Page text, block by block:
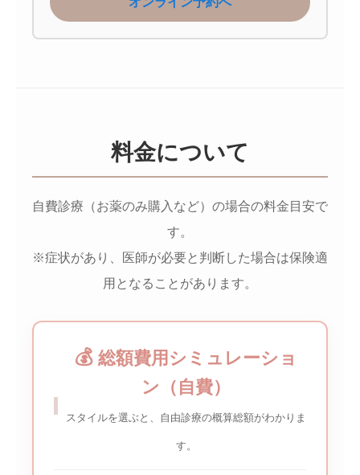
料金について
自費診療（お薬のみ購入など）の場合の料金目安で
す。
※症状があり、医師が必要と判断した場合は保険適
用となることがあります。
💰 総額費用シミュレーショ
ン（自費）
スタイルを選ぶと、自由診療の概算総額がわかりま
す。